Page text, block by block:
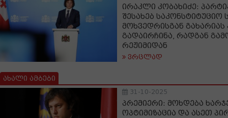
ირაკლი კობახიძე:
შესახებ საკონსტიტუციო
მოხვედრისგან გახარიას
გადაირჩინა, რადგან
რეჟიმიდან
ვრცლად
ახალი ამბები
31-10-2025
პრემიერი: მოხდება
ოპტიმიზაცია და ასეთ